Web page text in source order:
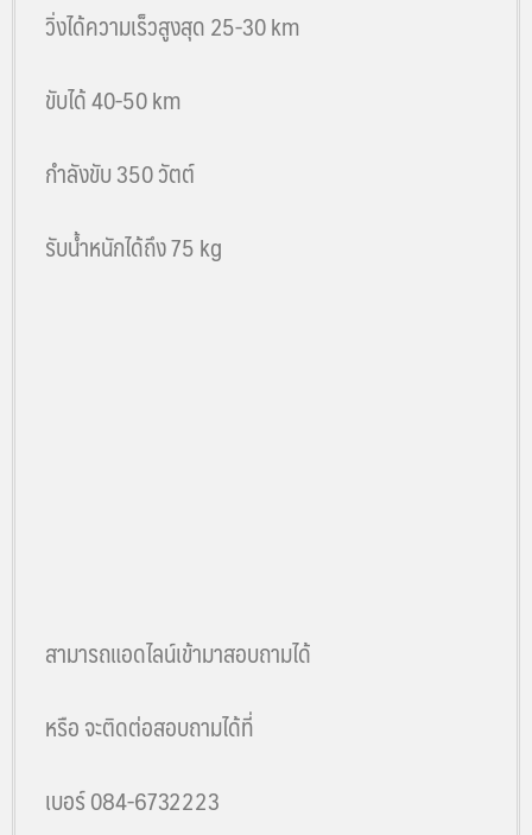
วิ่งได้ความเร็วสูงสุด 25-30 km
ขับได้ 40-50 km
กำลังขับ 350 วัตต์
รับน้ำหนักได้ถึง 75 kg
สามารถแอดไลน์เข้ามาสอบถามได้
หรือ จะติดต่อสอบถามได้ที่
เบอร์ 084-6732223